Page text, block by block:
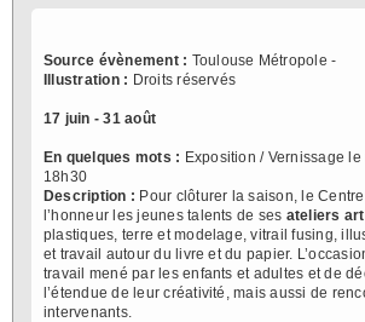
Source évènement : Toulouse Métropole -
Illustration : Droits réservés
17 juin - 31 août
En quelques mots : Exposition / Vernissage
18h30
Description : Pour clôturer la saison, le
l’honneur les jeunes talents de ses ateliers
plastiques, terre et modelage, vitrail fusing,
et travail autour du livre et du papier.
travail mené par les enfants et adultes et de
l’étendue de leur créativité, mais aussi de
intervenants.